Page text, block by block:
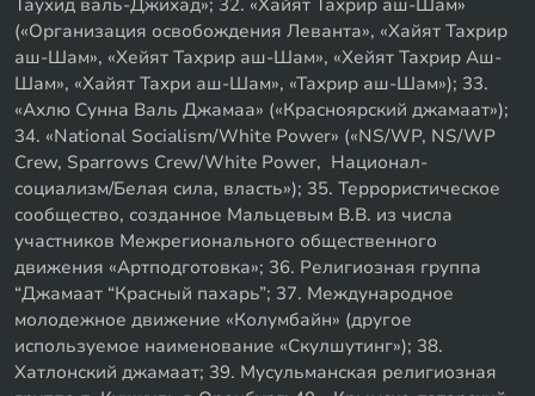
(«Организация освобождения Леванта», «Хайят Тахрир
аш-Шам», «Хейят Тахрир аш-Шам», «Хейят Тахрир Аш-
Шам», «Хайят Тахри аш-Шам», «Тахрир аш-Шам»); 33.
«Ахлю Сунна Валь Джамаа» («Красноярский джамаат»);
34. «National Socialism/White Power» («NS/WP, NS/WP
Crew, Sparrows Crew/White Power, Национал-
социализм/Белая сила, власть»); 35. Террористическое
сообщество, созданное Мальцевым В.В. из числа
участников Межрегионального общественного
движения «Артподготовка»; 36. Религиозная группа
“Джамаат “Красный пахарь”; 37. Международное
молодежное движение «Колумбайн» (другое
используемое наименование «Скулшутинг»); 38.
Хатлонский джамаат; 39. Мусульманская религиозная